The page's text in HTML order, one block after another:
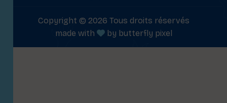
Copyright © 2026 Tous droits réservés
made with
by butterfly pixel